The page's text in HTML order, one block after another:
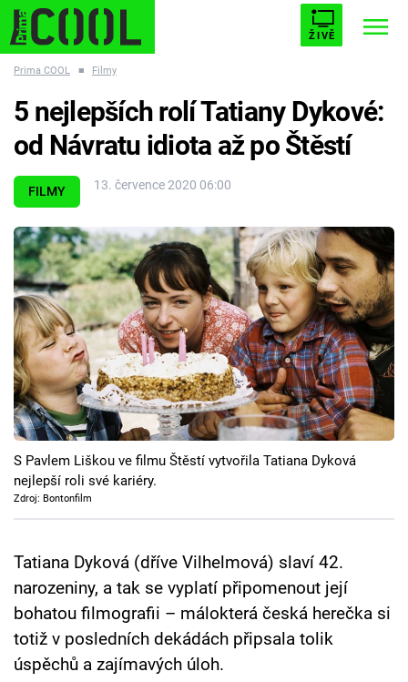
ŽIVĚ
ESCAPE PLNEJ KOTEL AVENGERS 5
Témata
Filmy
Seriály
Hry
Cool Esport
Pořady
TV Program
Sledujte prima+
Přihlášení
Prima COOL ■ Filmy
FILMY 13. července 2020 06:00
5 nejlepších rolí Tatiany Dykové:
od Návratu idiota až po Štěstí
S Pavlem Liškou ve filmu Štěstí vytvořila Tatiana Dyková
nejlepší roli své kariéry.
Zdroj: Bontonfilm
Tatiana Dyková (dříve Vilhelmová) slaví 42.
narozeniny, a tak se vyplatí připomenout její
bohatou filmografii – málokterá česká herečka si
totiž v posledních dekádách připsala tolik
úspěchů a zajímavých úloh.